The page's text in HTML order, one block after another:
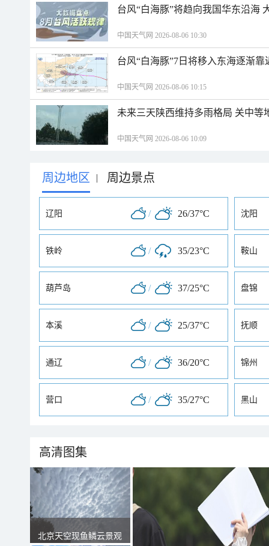
台风“白海豚”将趋向我国华东沿海
中国天气网 2026-08-06 10:30
台风“白海豚”7日将移入东海逐渐
中国天气网 2026-08-06 10:15
未来三天陕西维持多雨格局 关中等
中国天气网 2026-08-06 10:09
周边地区 | 周边景点
辽阳 / 26/37°C 沈阳
铁岭 / 35/23°C 鞍山
葫芦岛 / 37/25°C 盘锦
本溪 / 25/37°C 抚顺
通辽 / 36/20°C 锦州
营口 / 35/27°C 黑山
高清图集
北京天空现鱼鳞云景观